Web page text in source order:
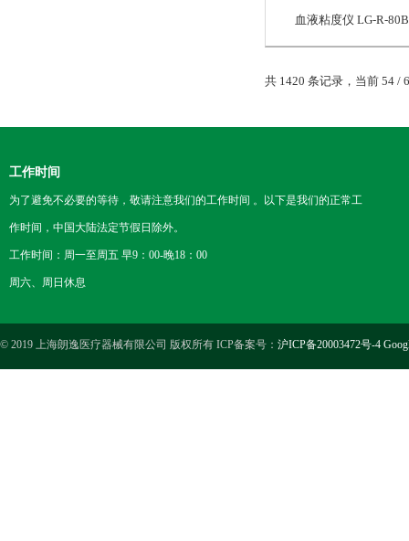
血液粘度仪 LG-R-80B
共 1420 条记录，当前 54 /
工作时间
为了避免不必要的等待，敬请注意我们的工作时间 。以下是我们的正常工
作时间，中国大陆法定节假日除外。
工作时间：周一至周五 早9：00-晚18：00
周六、周日休息
© 2019 上海朗逸医疗器械有限公司 版权所有 ICP备案号： 沪ICP备20003472号-4